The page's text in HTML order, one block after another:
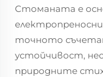
Стоманата е
точното
устойчивост,
природните